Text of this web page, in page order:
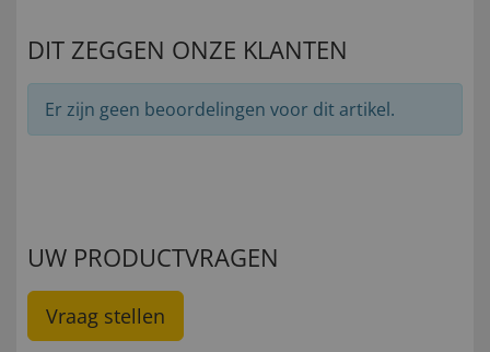
DIT ZEGGEN ONZE KLANTEN
Er zijn geen beoordelingen voor dit artikel.
UW PRODUCTVRAGEN
Vraag stellen